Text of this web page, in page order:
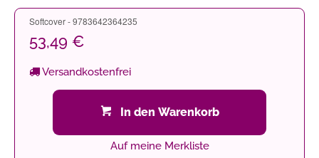
Softcover - 9783642364235
53,49 €
Versandkostenfrei
In den Warenkorb
Auf meine Merkliste